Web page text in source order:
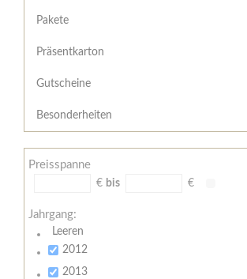
/
Widerrufsformular
AGB
Zahlungsbedingungen
Meine
Pakete
Präsentkarton
Gutscheine
Besonderheiten
Preisspanne
€ bis €
Jahrgang:
Leeren
2012
2013